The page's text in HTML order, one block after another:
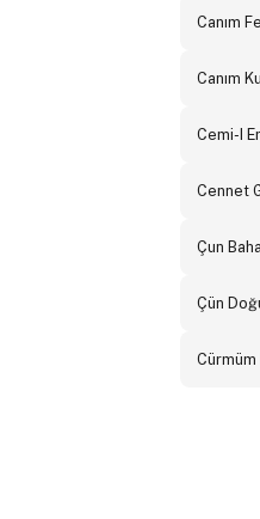
Canım
Canım
Cemi-I
Cennet
Çun
Çün
Cürmüm